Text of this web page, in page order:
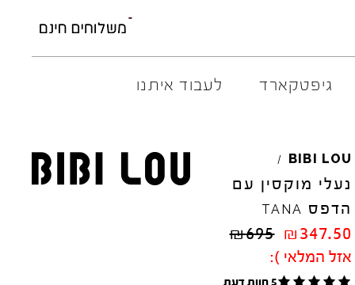
AMBITIOUS
ARO
ELIA
EL
GOLA
HOKA
גיפטקארד לעבוד איתנו
BIBI LOU
/
נעלי מוקסין עם
הדפס TANA
₪695 ₪347.50
אזל המלאי ):